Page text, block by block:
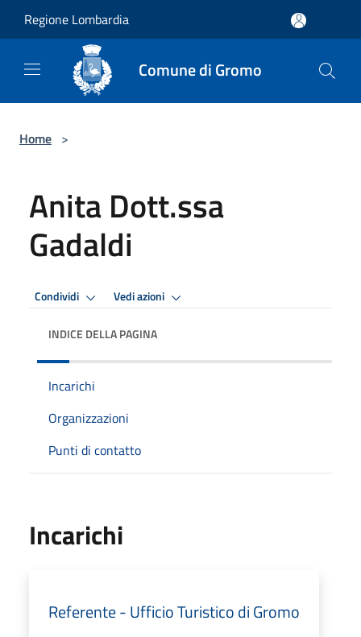
Regione Lombardia
Comune di Gromo
Home >
Anita Dott.ssa
Gadaldi
Condividi Vedi azioni
INDICE DELLA PAGINA
Incarichi
Organizzazioni
Punti di contatto
Incarichi
Referente - Ufficio Turistico di Gromo